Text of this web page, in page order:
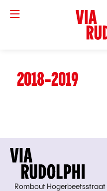
2018-2019
Rombout Hogerbeetsstraat